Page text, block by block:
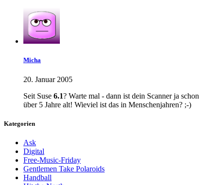
Micha
20. Januar 2005
Seit Suse 6.1? Warte mal - dann ist dein Scanner ja schon
über 5 Jahre alt! Wieviel ist das in Menschenjahren? ;-)
Kategorien
Ask
Digital
Free-Music-Friday
Gentlemen Take Polaroids
Handball